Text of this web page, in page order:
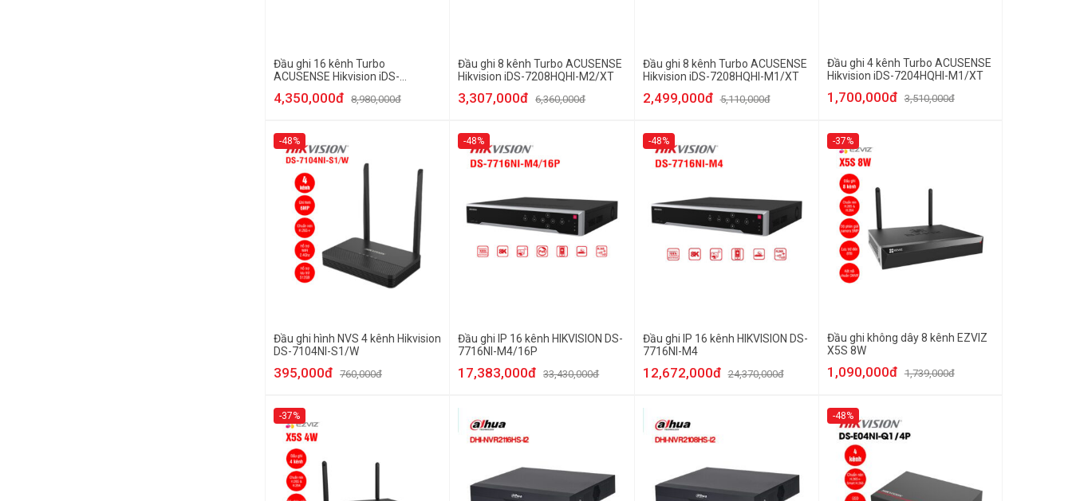
Đầu ghi 16 kênh Turbo
ACUSENSE Hikvision iDS-
4,350,000đ 8,980,000đ
Đầu ghi 8 kênh Turbo ACUSENSE
Hikvision iDS-7208HQHI-M2/XT
3,307,000đ 6,360,000đ
Đầu ghi 8 kênh Turbo ACUSENSE
Hikvision iDS-7208HQHI-M1/XT
2,499,000đ 5,110,000đ
Đầu ghi 4 kênh Turbo ACUSENSE
Hikvision iDS-7204HQHI-M1/XT
1,700,000đ 3,510,000đ
-48%
Đầu ghi hình NVS 4 kênh Hikvision
DS-7104NI-S1/W
395,000đ 760,000đ
-48%
Đầu ghi IP 16 kênh HIKVISION DS-
7716NI-M4/16P
17,383,000đ 33,430,000đ
-48%
Đầu ghi IP 16 kênh HIKVISION DS-
7716NI-M4
12,672,000đ 24,370,000đ
-37%
Đầu ghi không dây 8 kênh EZVIZ
X5S 8W
1,090,000đ 1,739,000đ
-37% -48%